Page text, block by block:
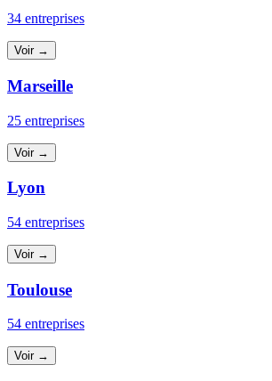
34 entreprises
Voir →
Marseille
25 entreprises
Voir →
Lyon
54 entreprises
Voir →
Toulouse
54 entreprises
Voir →